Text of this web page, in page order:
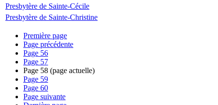
Presbytère de Sainte-Cécile
Presbytère de Sainte-Christine
Première page
Page précédente
Page 56
Page 57
Page 58 (page actuelle)
Page 59
Page 60
Page suivante